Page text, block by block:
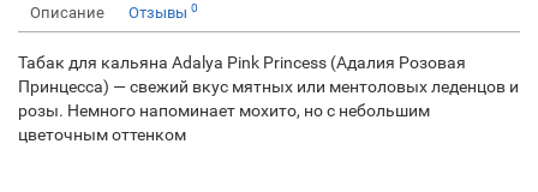
Описание Отзывы 0
Табак для кальяна Adalya Pink Princess (Адалия Розовая
Принцесса) — свежий вкус мятных или ментоловых леденцов и
розы. Немного напоминает мохито, но с небольшим
цветочным оттенком